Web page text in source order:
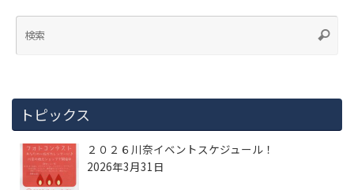
トピックス
２０２６川奈イベントスケジュール！
2026年3月31日